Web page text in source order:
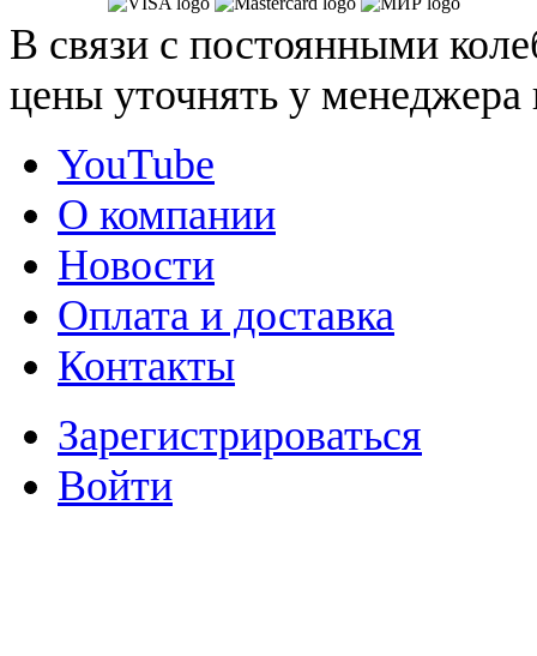
В связи с постоянными
цены уточнять у
YouTube
О компании
Новости
Оплата и доставка
Контакты
Зарегистрироваться
Войти